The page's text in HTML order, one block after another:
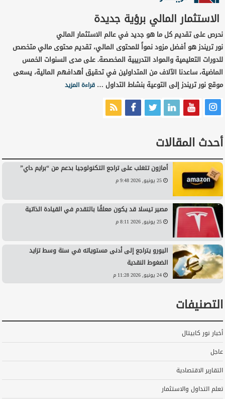
الاستثمار المالي برؤية جديدة
نحرص على تقديم كل ما هو جديد في عالم الاستثمار المالي
نور تريندز هو أفضل مزود نمواً للمحتوى المالي، تقديم محتوى مالي متخصص
للدورات التعليمية والمواد التدريبية المخصصة. على مدى السنوات الخمس
الماضية، ساعدنا الآلاف من المتداولين في تحقيق أهدافهم المالية، يسعى
موقع نور تريندز إلى التوعية بنشاط التداول …قراءة المزيد
أحدث المقالات
أمازون تتغلب على تراجع التكنولوجيا بدعم من “برايم داي”
25 يونيو, 2026 9:48 م
مصير تيسلا قد يكون معلقًا بالتقدم في القيادة الذاتية
25 يونيو, 2026 8:11 م
اليورو يتراجع إلى أدنى مستوياته في سنة وسط تزايد
الضغوط النقدية
24 يونيو, 2026 11:28 م
التصنيفات
أخبار نور كابيتال
عاجل
التقارير الاقتصادية
تعلم التداول والاستثمار